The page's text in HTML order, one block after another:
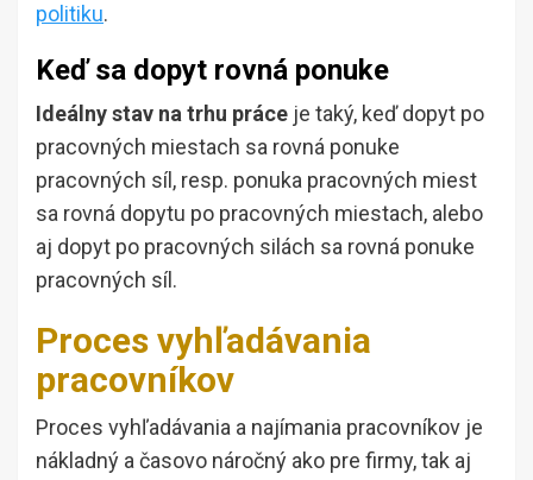
politiku.
Keď sa dopyt rovná ponuke
Ideálny stav na trhu práce je taký, keď dopyt po
pracovných miestach sa rovná ponuke
pracovných síl, resp. ponuka pracovných miest
sa rovná dopytu po pracovných miestach, alebo
aj dopyt po pracovných silách sa rovná ponuke
pracovných síl.
Proces vyhľadávania
pracovníkov
Proces vyhľadávania a najímania pracovníkov je
nákladný a časovo náročný ako pre firmy, tak aj